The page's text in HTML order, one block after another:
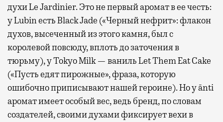
духи Le Jardinier. Это не первый аромат в ее честь:
у Lubin есть Black Jade («Черный нефрит»: флакон
духов, высеченный из этого камня, был с
королевой повсюду, вплоть до заточения в
тюрьму), у Tokyo Milk — ваниль Let Them Eat Cake
(«Пусть едят пирожные», фраза, которую
ошибочно приписывают нашей героине). Но у ānti
аромат имеет особый вес, ведь бренд, по словам
создателей, своими духами фиксирует вехи в